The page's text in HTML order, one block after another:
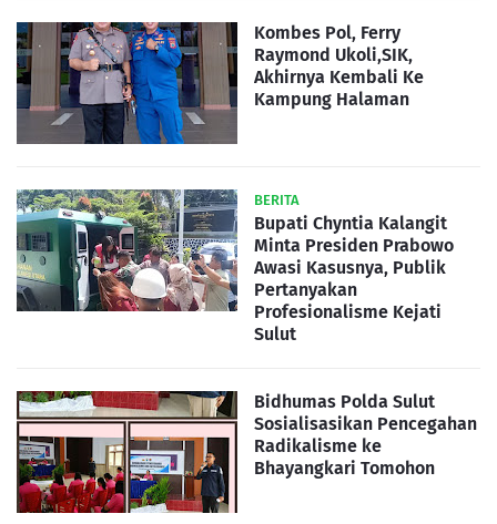
Kombes Pol, Ferry
Raymond Ukoli,SIK,
Akhirnya Kembali Ke
Kampung Halaman
BERITA
Bupati Chyntia Kalangit
Minta Presiden Prabowo
Awasi Kasusnya, Publik
Pertanyakan
Profesionalisme Kejati
Sulut
Bidhumas Polda Sulut
Sosialisasikan Pencegahan
Radikalisme ke
Bhayangkari Tomohon